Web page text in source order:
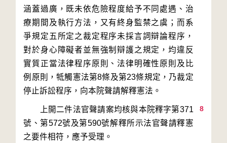
涵蓋過廣，既未依危險程度給予不同處遇、治
療期間及執行方法，又有終身監禁之虞；而系
爭規定五所定之裁定程序未採言詞辯論程序，
對於身心障礙者並無強制辯護之規定，均違反
實質正當法律程序原則、法律明確性原則及比
例原則，牴觸憲法第8條及第23條規定，乃裁定
8
上開二件法官聲請案均核與本院釋字第371
號、第572號及第590號解釋所示法官聲請釋憲